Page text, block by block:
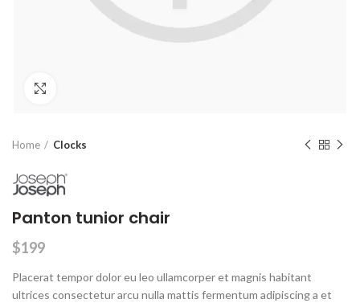
Home Clocks
Panton tunior chair
$199
Placerat tempor dolor eu leo ullamcorper et magnis habitant
ultrices consectetur arcu nulla mattis fermentum adipiscing a et